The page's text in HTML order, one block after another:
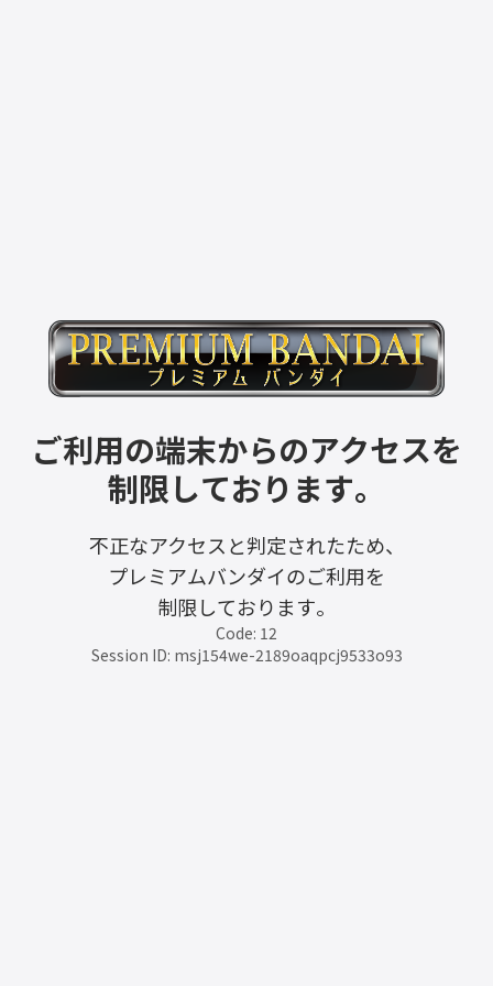
ご利用の端末からのアクセスを
制限しております。
不正なアクセスと判定されたため、
プレミアムバンダイのご利用を
制限しております。
Code: 12
Session ID: msj154we-2189oaqpcj9533o93